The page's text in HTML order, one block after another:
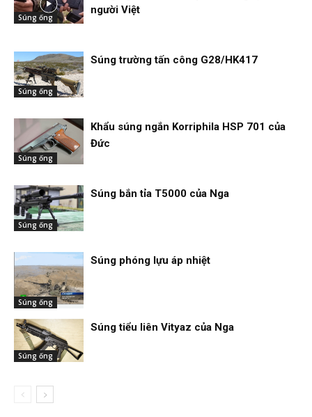
Súng ống
người Việt
Súng ống
Súng trường tấn công G28/HK417
Súng ống
Khẩu súng ngắn Korriphila HSP 701 của
Đức
Súng ống
Súng bắn tỉa T5000 của Nga
Súng ống
Súng phóng lựu áp nhiệt
Súng ống
Súng tiểu liên Vityaz của Nga